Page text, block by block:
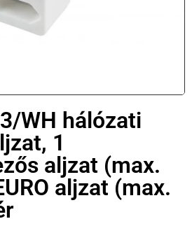
WH hálózati
1
aljzat (max.
aljzat (max.